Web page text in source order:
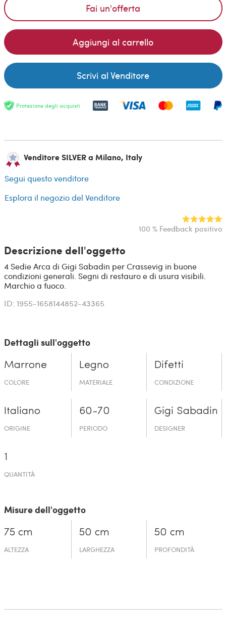
Fai un'offerta
Aggiungi al carrello
Scrivi al Venditore
Protezione degli acquisti
Venditore SILVER a Milano, Italy
Segui questo venditore
Esplora il negozio del Venditore
100 % Feedback positivo
Descrizione dell'oggetto
4 Sedie Arca di Gigi Sabadin per Crassevig in buone
condizioni generali. Segni di restauro e di usura visibili.
Marchio a fuoco.
ID: 1955-1658144852-43365
Dettagli sull'oggetto
Marrone
COLORE
Legno
MATERIALE
Difetti
CONDIZIONE
Italiano
ORIGINE
60-70
PERIODO
Gigi Sabadin
DESIGNER
1
QUANTITÀ
Misure dell'oggetto
75 cm
ALTEZZA
50 cm
LARGHEZZA
50 cm
PROFONDITÀ